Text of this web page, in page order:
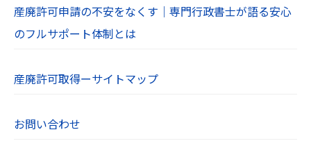
産廃許可申請の不安をなくす｜専門行政書士が語る安心
のフルサポート体制とは
産廃許可取得ーサイトマップ
お問い合わせ